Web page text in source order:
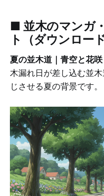
■ 並木のマンガ
ト（ダウンロード
夏の並木道｜青空と花
木漏れ日が差し込む並
じさせる夏の背景です。